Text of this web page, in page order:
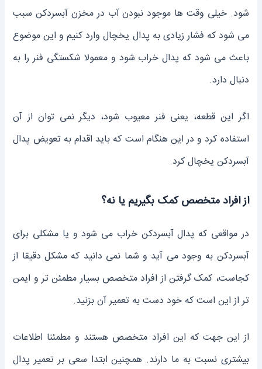
شود. خیلی وقت‌ ها موجود نبودن آب در مخزن آبسردکن سبب
می ‌شود که فشار زیادی به پدال یخچال وارد کنیم و این موضوع
باعث می ‌شود که پدال خراب شود و معمولا شکستگی فنر را به
دنبال دارد.
اگر این قطعه، یعنی فنر معیوب شود، دیگر نمی ‌توان از آن
استفاده کرد و در این هنگام است که باید اقدام به تعویض پدال
آبسردکن یخچال کرد.
از افراد متخصص کمک بگیریم یا نه؟
در مواقعی که پدال آبسرد‌کن خراب می ‌شود و یا مشکلی برای
آبسرد‌کن به وجود می آید و شما نمی ‌دانید که مشکل دقیقا از
کجاست، کمک گرفتن از افراد متخصص بسیار مطمئن ‌تر و ایمن
‌تر از این است که خود دست به تعمیر آن بزنید.
از این جهت که این افراد متخصص هستند و مطمئنا اطلاعات
بیشتری نسبت به ما دارند. همچنین ابتدا سعی بر تعمیر پدال